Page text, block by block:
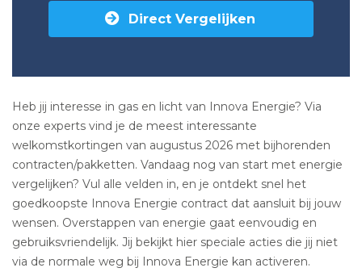
Direct Vergelijken
Heb jij interesse in gas en licht van Innova Energie? Via
onze experts vind je de meest interessante
welkomstkortingen van augustus 2026 met bijhorenden
contracten/pakketten. Vandaag nog van start met energie
vergelijken? Vul alle velden in, en je ontdekt snel het
goedkoopste Innova Energie contract dat aansluit bij jouw
wensen. Overstappen van energie gaat eenvoudig en
gebruiksvriendelijk. Jij bekijkt hier speciale acties die jij niet
via de normale weg bij Innova Energie kan activeren.